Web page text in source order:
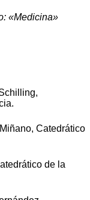
«Medicina»
Catedrático
de la